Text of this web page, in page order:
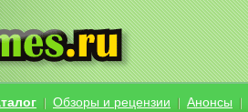
Обзоры и рецензии Анонсы